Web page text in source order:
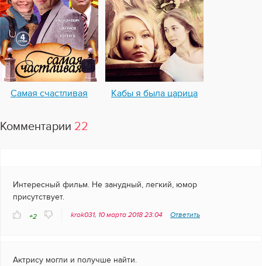
Самая счастливая Кабы я была царица
Комментарии 22
Интересный фильм. Не занудный, легкий, юмор
присутствует.
+2 krok031, 10 марта 2018 23:04 Ответить
Актрису могли и получше найти.